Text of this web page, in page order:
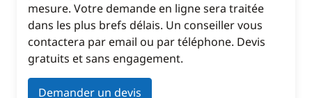
mesure. Votre demande en ligne sera traitée
dans les plus brefs délais. Un conseiller vous
contactera par email ou par téléphone. Devis
gratuits et sans engagement.
Demander un devis